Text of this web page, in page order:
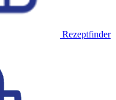
Rezeptfinder